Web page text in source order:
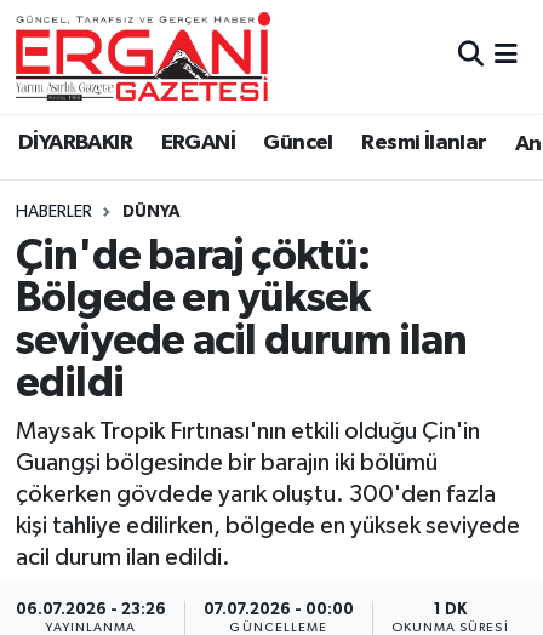
DİYARBAKIR ERGANİ Güncel Resmi İlanlar
HABERLER DÜNYA
Çin'de baraj çöktü:
Bölgede en yüksek
seviyede acil durum ilan
edildi
Maysak Tropik Fırtınası'nın etkili olduğu Çin'in
Guangşi bölgesinde bir barajın iki bölümü
çökerken gövdede yarık oluştu. 300'den fazla
kişi tahliye edilirken, bölgede en yüksek seviyede
acil durum ilan edildi.
06.07.2026 - 23:26
YAYINLANMA
07.07.2026 - 00:00
GÜNCELLEME
1 DK
OKUNMA SÜRESI
DİYARBAKIR
BİSMİL
BAĞLAR
ERGANİ
Güncel
Eği̇ti̇m
Resmi İlanlar
Sağlık
Si̇yaset
Spor
Ergani Nöbetçi Eczaneler
Ergani Hava Durumu
Ergani Trafik Yoğunluk Haritası
Süper Lig Puan Durumu ve Fikstür
Tüm Manşetler
Son Dakika Haberleri
Haber Arşivi